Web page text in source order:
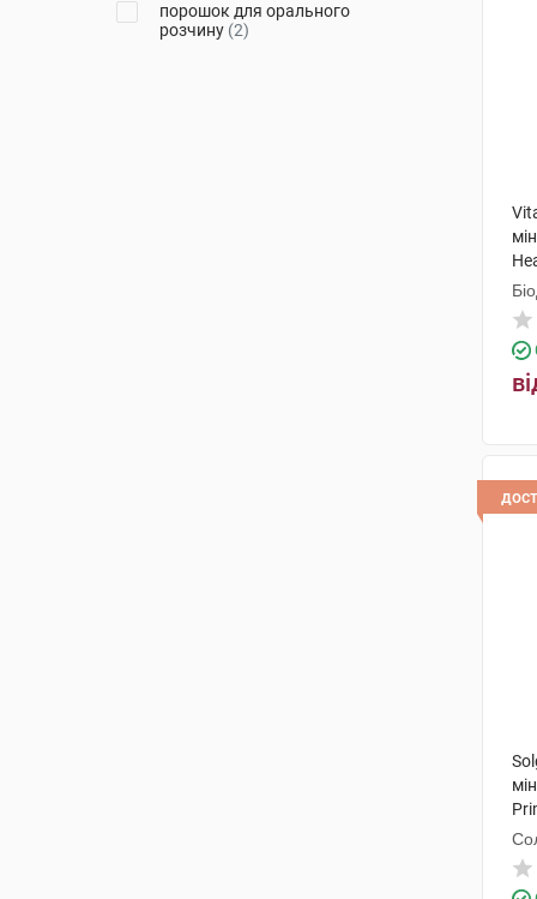
порошок для орального
розчину (2)